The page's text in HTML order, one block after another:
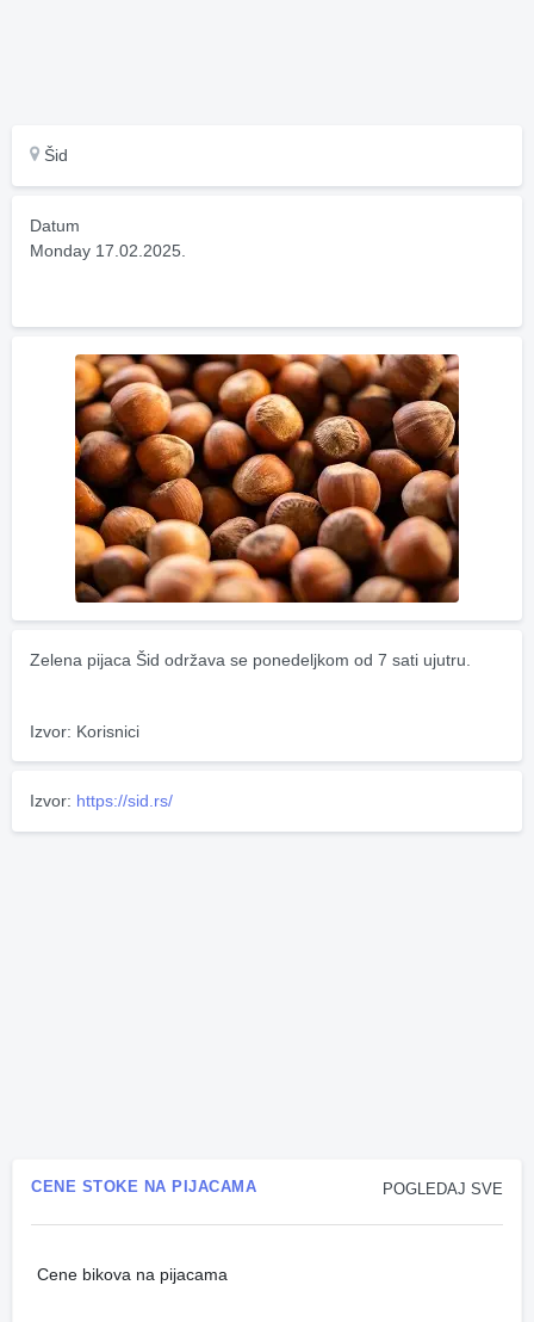
Šid
Datum
Monday 17.02.2025.
Zelena pijaca Šid održava se ponedeljkom od 7 sati ujutru.
Izvor: Korisnici
Izvor: https://sid.rs/
POGLEDAJ SVE
CENE STOKE NA PIJACAMA
Cene bikova na pijacama